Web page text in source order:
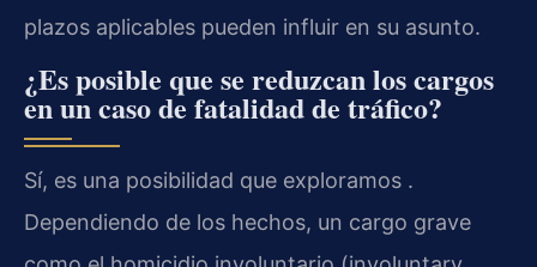
plazos aplicables pueden influir en su asunto.
¿Es posible que se reduzcan los cargos
en un caso de fatalidad de tráfico?
Sí, es una posibilidad que exploramos .
Dependiendo de los hechos, un cargo grave